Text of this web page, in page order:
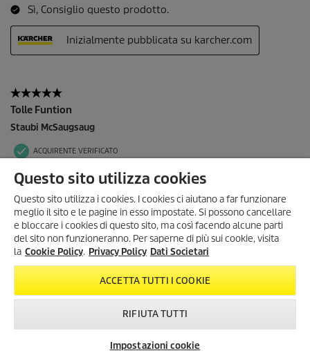
SONO ARRIVATI I SUMMER
DAYS!
Scopri tutte leofferte esclusive,
consconti fino al 35%!
FAQ
Questo sito utilizza cookies
Questo sito utilizza i cookies. I cookies ci aiutano a far funzionare
meglio il sito e le pagine in esso impostate. Si possono cancellare
e bloccare i cookies di questo sito, ma così facendo alcune parti
del sito non funzioneranno. Per saperne di più sui cookie, visita
la Cookie Policy. Privacy Policy Dati Societari
ACCETTA TUTTI I COOKIE
RIFIUTA TUTTI
Impostazioni cookie